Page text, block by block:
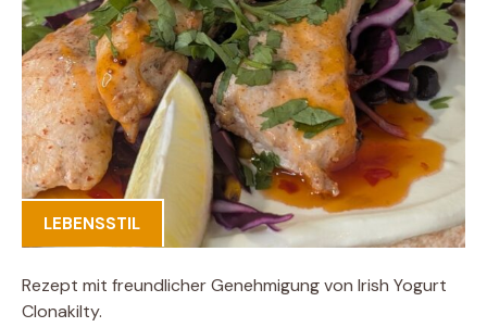
LEBENSSTIL
Rezept mit freundlicher Genehmigung von Irish Yogurt
Clonakilty.